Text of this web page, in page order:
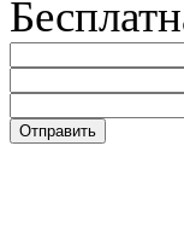
Отправить